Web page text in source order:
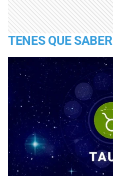
TENES QUE SABER